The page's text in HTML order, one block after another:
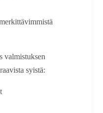
valmistuksen
syistä: